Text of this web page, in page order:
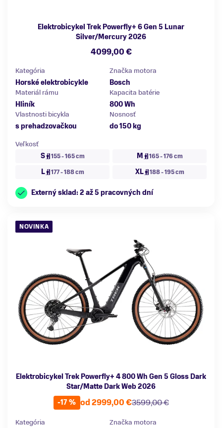
Elektrobicykel Trek Powerfly+ 6 Gen 5 Lunar
Silver/Mercury 2026
4099,00 €
Kategória
Horské elektrobicykle
Značka motora
Bosch
Materiál rámu
Hliník
Kapacita batérie
800 Wh
Vlastnosti bicykla
s prehadzovačkou
Nosnosť
do 150 kg
Veľkosť
S
155 - 165 cm M 165 - 176 cm
L 177 - 188 cm XL 188 - 195 cm
Externý sklad: 2 až 5 pracovných dní
NOVINKA
Elektrobicykel Trek Powerfly+ 4 800 Wh Gen 5 Gloss Dark
Star/Matte Dark Web 2026
-17 %
3599,00 €
od 2999,00 €
Kategória
Značka motora